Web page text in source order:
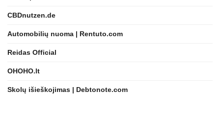
CBDnutzen.de
Automobilių nuoma | Rentuto.com
Reidas Official
OHOHO.lt
Skolų išieškojimas | Debtonote.com